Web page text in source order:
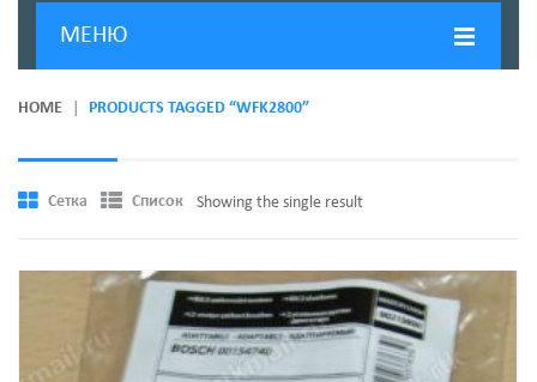
МЕНЮ
ГЛАВНАЯ
О КОМПАНИИ
КОНТАКТЫ
HOME PRODUCTS TAGGED “WFK2800”
Сетка Список Showing the single result